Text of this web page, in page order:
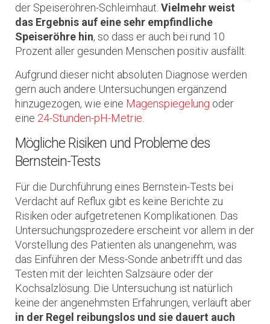
der Speiseröhren-Schleimhaut. Vielmehr weist
das Ergebnis auf eine sehr empfindliche
Speiseröhre hin, so dass er auch bei rund 10
Prozent aller gesunden Menschen positiv ausfällt.
Aufgrund dieser nicht absoluten Diagnose werden
gern auch andere Untersuchungen ergänzend
hinzugezogen, wie eine Magenspiegelung oder
eine 24-Stunden-pH-Metrie
Mögliche Risiken und Probleme des
Bernstein-Tests
Für die Durchführung eines Bernstein-Tests bei
Verdacht auf Reflux gibt es keine Berichte zu
Risiken oder aufgetretenen Komplikationen. Das
Untersuchungsprozedere erscheint vor allem in der
Vorstellung des Patienten als unangenehm, was
das Einführen der Mess-Sonde anbetrifft und das
Testen mit der leichten Salzsäure oder der
Kochsalzlösung. Die Untersuchung ist natürlich
keine der angenehmsten Erfahrungen, verläuft aber
in der Regel reibungslos und sie dauert auch